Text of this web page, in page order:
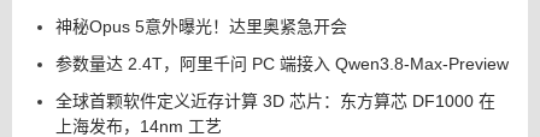
神秘Opus 5意外曝光！达里奥紧急开会
参数量达 2.4T，阿里千问 PC 端接入 Qwen3.8-Max-Preview
全球首颗软件定义近存计算 3D 芯片：东方算芯 DF1000 在
上海发布，14nm 工艺